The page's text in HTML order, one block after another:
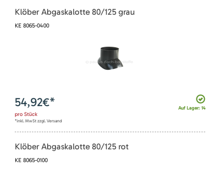
Klöber Abgaskalotte 80/125 grau
KE 8065-0400
Auf Lager: 14
54,92€*
pro Stück
*inkl. MwSt zzgl. Versand
Klöber Abgaskalotte 80/125 rot
KE 8065-0100